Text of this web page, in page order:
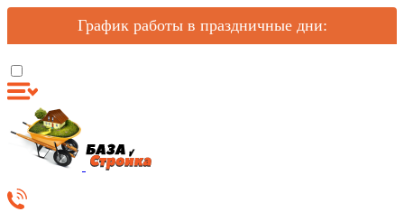
График работы в праздничные дни: